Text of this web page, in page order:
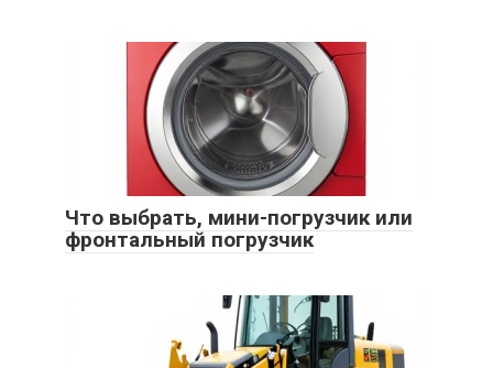
Что выбрать, мини-погрузчик или
фронтальный погрузчик